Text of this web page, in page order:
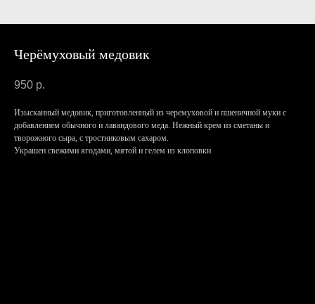
Черёмуховый медовик
950 р.
Изысканный медовик, приготовленный из черемуховой и пшеничной муки с
добавлением обычного и лавандового меда. Нежный крем из сметаны и
творожного сыра, с тростниковым сахаром.
Украшен свежими ягодами, мятой и гелем из клоповки